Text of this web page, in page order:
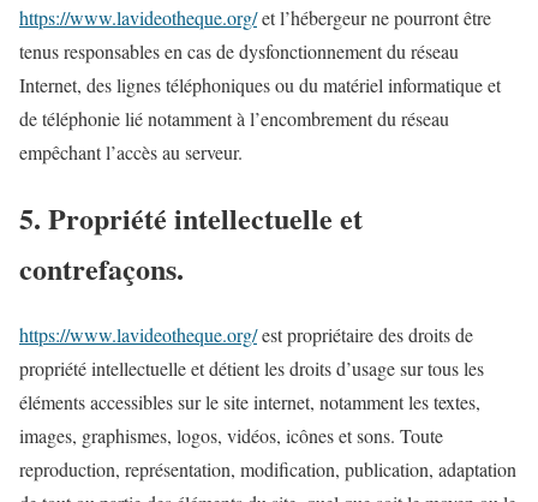
https://www.lavideotheque.org/et l’hébergeur ne pourront être
tenus responsables en cas de dysfonctionnement du réseau
Internet, des lignes téléphoniques ou du matériel informatique et
de téléphonie lié notamment à l’encombrement du réseau
empêchant l’accès au serveur.
5. Propriété intellectuelle et
contrefaçons.
https://www.lavideotheque.org/est propriétaire des droits de
propriété intellectuelle et détient les droits d’usage sur tous les
éléments accessibles sur le site internet, notamment les textes,
images, graphismes, logos, vidéos, icônes et sons. Toute
reproduction, représentation, modification, publication, adaptation